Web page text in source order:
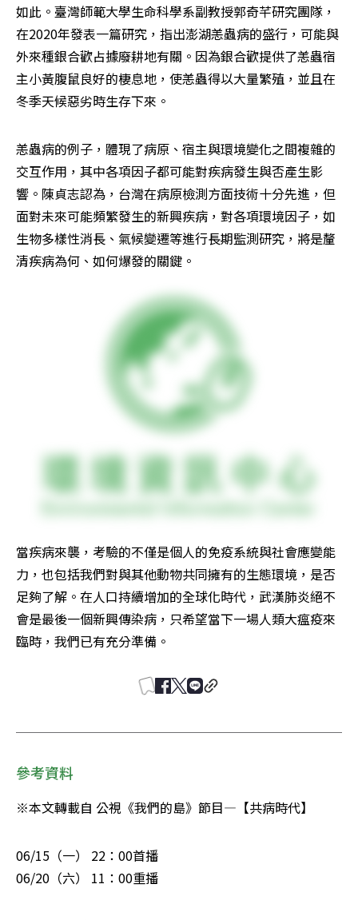
如此。臺灣師範大學生命科學系副教授郭奇芊研究團隊，
在2020年發表一篇研究，指出澎湖恙蟲病的盛行，可能與
外來種銀合歡占據廢耕地有關。因為銀合歡提供了恙蟲宿
主小黃腹鼠良好的棲息地，使恙蟲得以大量繁殖，並且在
冬季天候惡劣時生存下來。
恙蟲病的例子，體現了病原、宿主與環境變化之間複雜的
交互作用，其中各項因子都可能對疾病發生與否產生影
響。陳貞志認為，台灣在病原檢測方面技術十分先進，但
面對未來可能頻繁發生的新興疾病，對各項環境因子，如
生物多樣性消長、氣候變遷等進行長期監測研究，將是釐
清疾病為何、如何爆發的關鍵。
當疾病來襲，考驗的不僅是個人的免疫系統與社會應變能
力，也包括我們對與其他動物共同擁有的生態環境，是否
足夠了解。在人口持續增加的全球化時代，武漢肺炎絕不
會是最後一個新興傳染病，只希望當下一場人類大瘟疫來
臨時，我們已有充分準備。
參考資料
※本文轉載自 公視《我們的島》節目—【共病時代】
06/15（一） 22：00首播
06/20（六） 11：00重播